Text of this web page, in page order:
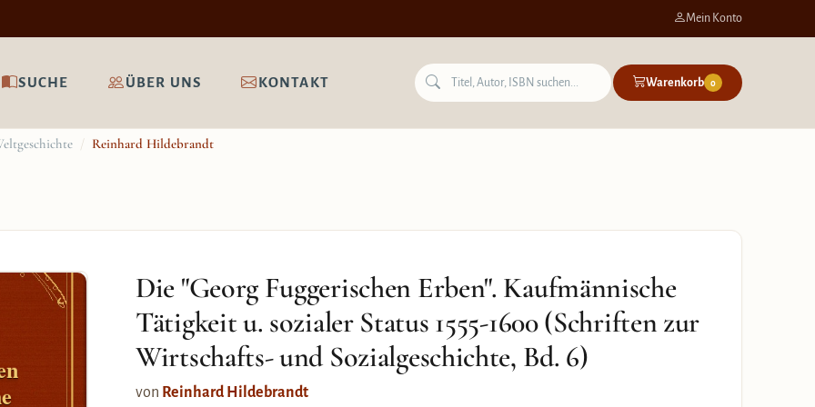
Mein Konto
SUCHE ÜBER UNS KONTAKT Warenkorb 0
/ Reinhard Hildebrandt
Die "Georg Fuggerischen Erben". Kaufmännische
Tätigkeit u. sozialer Status 1555-1600 (Schriften zur
Wirtschafts- und Sozialgeschichte, Bd. 6)
von Reinhard Hildebrandt